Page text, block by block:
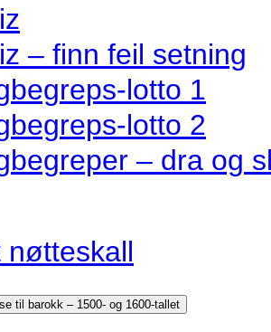
– finn feil setning
lotto 1
lotto 2
– dra og
nøtteskall
til barokk – 1500- og 1600-tallet